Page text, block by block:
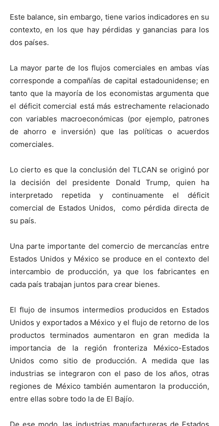
Este balance, sin embargo, tiene varios indicadores en su
contexto, en los que hay pérdidas y ganancias para los
dos países.
La mayor parte de los flujos comerciales en ambas vías
corresponde a compañías de capital estadounidense; en
tanto que la mayoría de los economistas argumenta que
el déficit comercial está más estrechamente relacionado
con variables macroeconómicas (por ejemplo, patrones
de ahorro e inversión) que las políticas o acuerdos
comerciales.
Lo cierto es que la conclusión del TLCAN se originó por
la decisión del presidente Donald Trump, quien ha
interpretado repetida y continuamente el déficit
comercial de Estados Unidos, como pérdida directa de
su país.
Una parte importante del comercio de mercancías entre
Estados Unidos y México se produce en el contexto del
intercambio de producción, ya que los fabricantes en
cada país trabajan juntos para crear bienes.
El flujo de insumos intermedios producidos en Estados
Unidos y exportados a México y el flujo de retorno de los
productos terminados aumentaron en gran medida la
importancia de la región fronteriza México-Estados
Unidos como sitio de producción. A medida que las
industrias se integraron con el paso de los años, otras
regiones de México también aumentaron la producción,
entre ellas sobre todo la de El Bajío.